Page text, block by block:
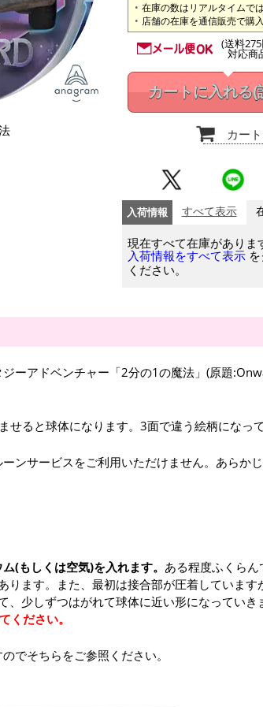
在庫の数はリアルタイムで
店舗の在庫を通信販売で購
(送料
対応商
カートに入れる(
カー
入荷情報 すべて表示
現在すべて在庫がありま
入荷情報をすべて表示
ください。
ーアドベンチャー「2分の1の魔法」(原題
ると球体になります。3面で違う絵柄になって
ンサービスをご利用いただけません。あらか
(もしくは空気)を入れます。 ある程度ふくらん
ります。また、最初は接合部が圧着しています
少しずつはがれて球体に近い形になっていき
ください。
でそちらをご参照ください。